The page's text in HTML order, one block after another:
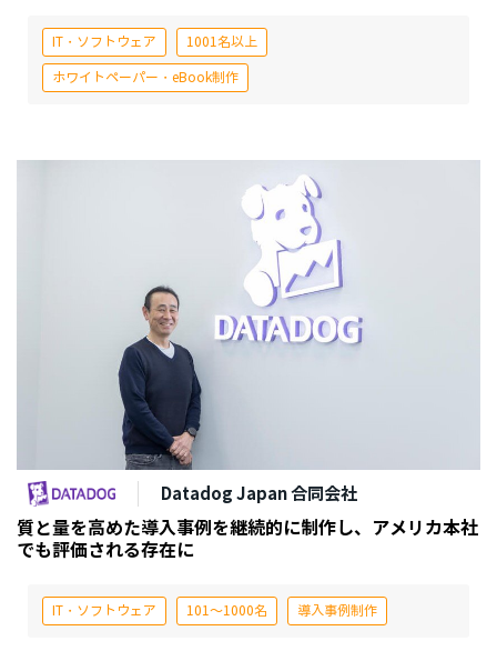
IT・ソフトウェア 1001名以上
ホワイトペーパー・eBook制作
Datadog Japan 合同会社
質と量を高めた導入事例を継続的に制作し、アメリカ本社
でも評価される存在に
IT・ソフトウェア 101～1000名 導入事例制作